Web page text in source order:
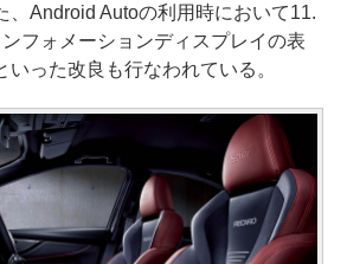
、Android Autoの利用時において11.
フォメーションディスプレイの表
いった改良も行なわれている。